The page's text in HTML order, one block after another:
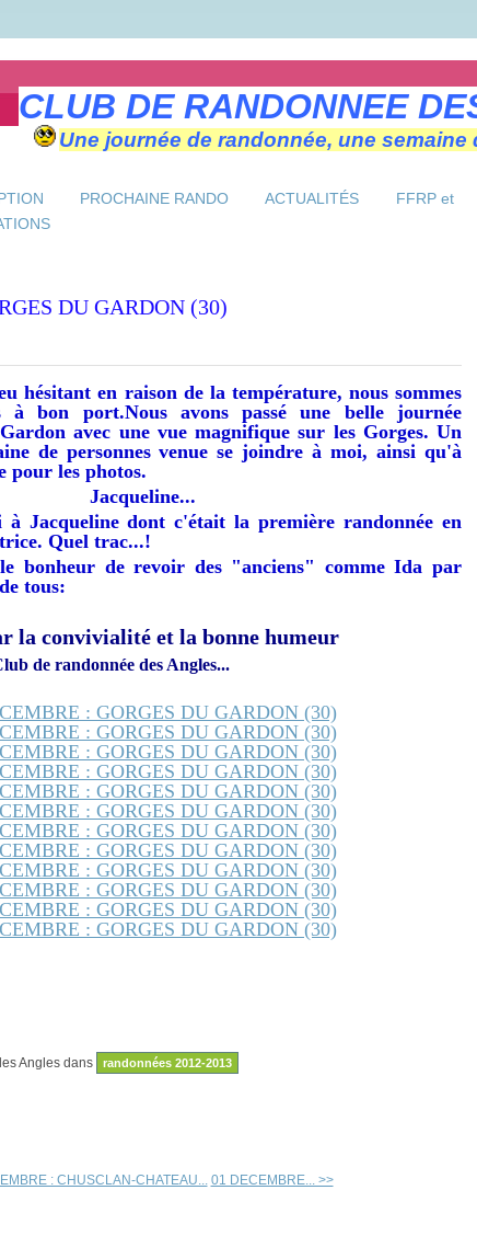
CLUB DE RANDONNEE
Une journée de randonnée, une semaine
PROCHAINE RANDO ACTUALITÉS
FFRP et
DU GARDON (30)
hésitant en raison de la température, nous sommes
à bon port.Nous avons passé une belle journée
avec une vue magnifique sur les Gorges. Un
de personnes venue se joindre à moi, ainsi qu'à
pour les photos.
Jacqueline dont c'était la première randonnée en
Quel trac...!
bonheur de revoir des "anciens" comme Ida par
tous:
la convivialité et la bonne humeur
de randonnée des Angles...
Angles dans randonnées 2012-2013
: CHUSCLAN-CHATEAU... 01 DECEMBRE... >>